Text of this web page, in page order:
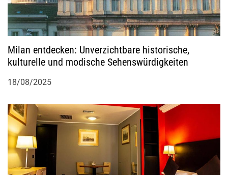
Milan entdecken: Unverzichtbare historische,
kulturelle und modische Sehenswürdigkeiten
18/08/2025